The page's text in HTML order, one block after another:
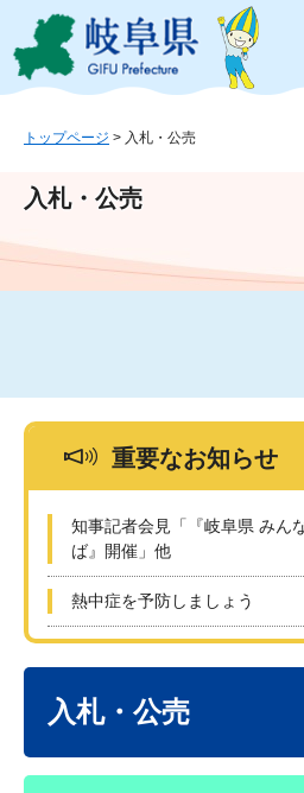
ジ
ュ
文
このページの本
トップページ > 入札・公売
入札・公売
重要なお知らせ
知事記者会見「『岐阜県 みん
ば』開催」他
熱中症を予防しましょう
入札・公売